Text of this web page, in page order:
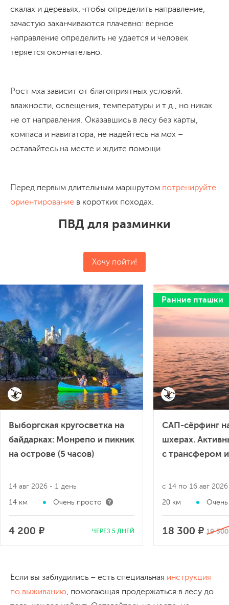
скалах и деревьях, чтобы определить направление,
зачастую заканчиваются плачевно: верное
направление определить не удается и человек
теряется окончательно.
Рост мха зависит от благоприятных условий:
влажности, освещения, температуры и т.д., но никак
не от направления. Оказавшись в лесу без карты,
компаса и навигатора, не надейтесь на мох –
оставайтесь на месте и ждите помощи.
Перед первым длительным маршрутом потренируйте
ориентирование в коротких походах.
ПВД для разминки
Хочу пойти!
Выборгская кругосветка на
байдарках: Монрепо и пикник
на острове (5 часов)
14 авг 2026 - 1 день
14 км Очень просто
4 200 ₽ ЧЕРЕЗ 5 ДНЕЙ
Ранние пташки
САП-сёрфинг
шхерах.
с трансфером
с 14 по 16 авг
20 км
18 300 ₽ 19
Если вы заблудились – есть специальная инструкция
по выживанию, помогающая продержаться в лесу до